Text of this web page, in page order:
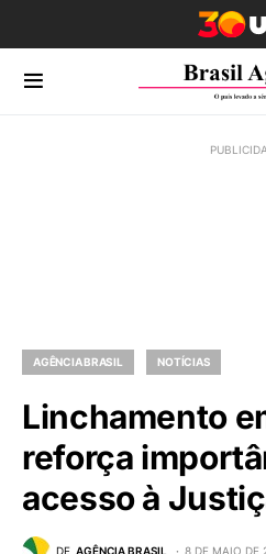
AGÊNCIA BRASIL NOTÍCIAS
Linchamento
reforça
acesso à
DE AGÊNCIA BRASIL 8 DE MAIO DE